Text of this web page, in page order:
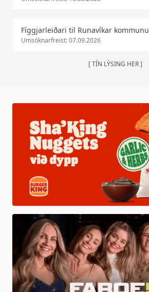
Fíggjarleiðari til Runavíkar kommunu
Umsóknarfreist: 07.09.2026
[ TÍN LÝSING HER ]